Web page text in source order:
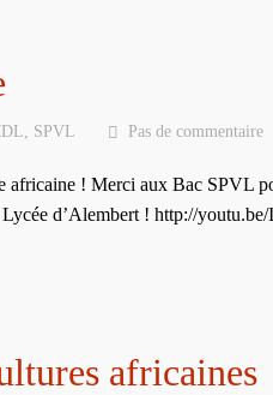
SPVL Pas de commentaire
africaine ! Merci aux Bac SPVL
d’Alembert ! http://
africaines